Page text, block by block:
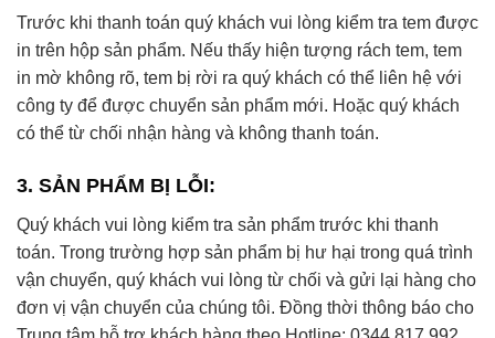
Trước khi thanh toán quý khách vui lòng kiểm tra tem được
in trên hộp sản phẩm. Nếu thấy hiện tượng rách tem, tem
in mờ không rõ, tem bị rời ra quý khách có thể liên hệ với
công ty để được chuyển sản phẩm mới. Hoặc quý khách
có thể từ chối nhận hàng và không thanh toán.
3. SẢN PHẨM BỊ LỖI:
Quý khách vui lòng kiểm tra sản phẩm trước khi thanh
toán. Trong trường hợp sản phẩm bị hư hại trong quá trình
vận chuyển, quý khách vui lòng từ chối và gửi lại hàng cho
đơn vị vận chuyển của chúng tôi. Đồng thời thông báo cho